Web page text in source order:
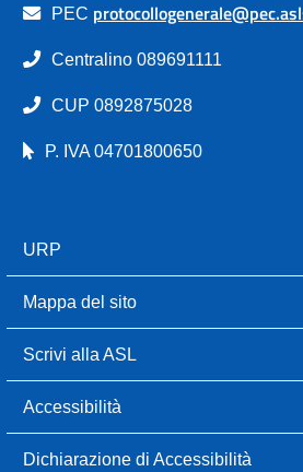
PEC
Centralino 089691111
CUP 0892875028
P. IVA 04701800650
URP
Mappa del sito
Scrivi alla ASL
Accessibilità
Dichiarazione di Accessibilità